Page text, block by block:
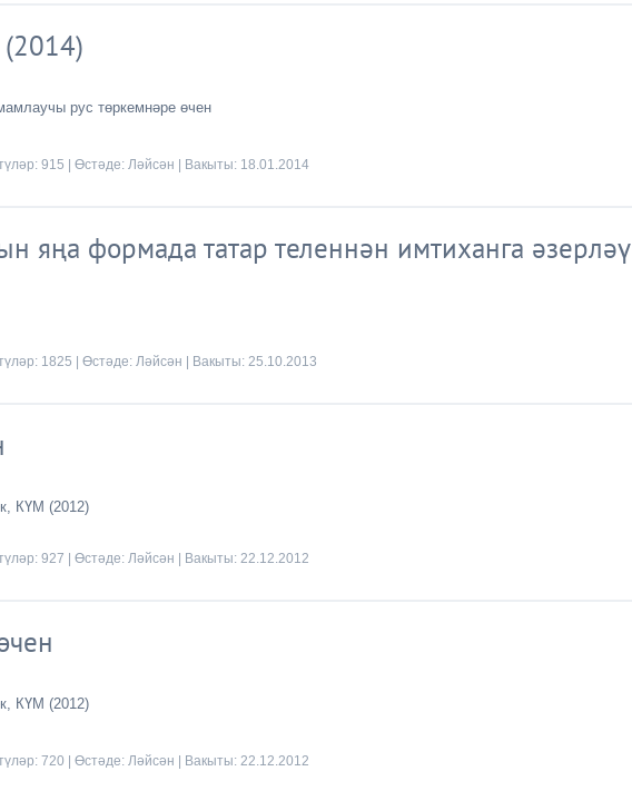
рус төркемнәре өчен
915 | Өстәде: Ләйсән | Вакыты: 18.01.2014
яңа формада татар теленнән имтиханга әзерләү
1825 | Өстәде: Ләйсән | Вакыты: 25.10.2013
КҮМ (2012)
927 | Өстәде: Ләйсән | Вакыты: 22.12.2012
КҮМ (2012)
720 | Өстәде: Ләйсән | Вакыты: 22.12.2012